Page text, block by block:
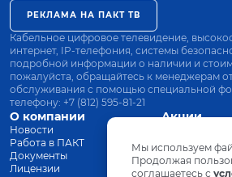
О компании
Новости
Работа в ПАКТ
Документы
Лицензии
Акции
Оплата
РЕКЛАМА НА ПАКТ ТВ
Кабельное цифровое телевидение,
интернет, IP-телефония, системы
подробной информации о наличии и
пожалуйста, обращайтесь к менеджерам
обслуживания с помощью специальной
телефону: +7 (812) 595-81-21
Мы используем
Продолжая
соглашаетесь с